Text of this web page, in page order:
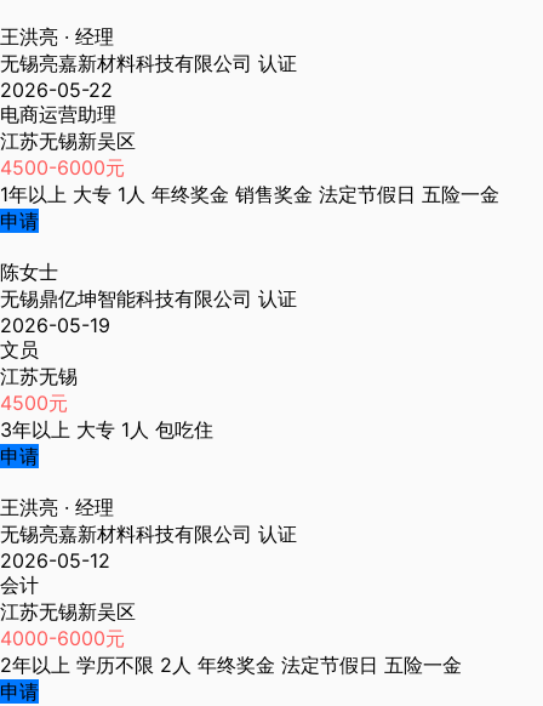
王洪亮 · 经理
无锡亮嘉新材料科技有限公司 认证
2026-05-22
电商运营助理
江苏无锡新吴区
4500-6000元
1年以上 大专 1人 年终奖金 销售奖金 法定节假日 五险一金
申请
陈女士
无锡鼎亿坤智能科技有限公司 认证
2026-05-19
文员
江苏无锡
4500元
3年以上 大专 1人 包吃住
申请
王洪亮 · 经理
无锡亮嘉新材料科技有限公司 认证
2026-05-12
会计
江苏无锡新吴区
4000-6000元
2年以上 学历不限 2人 年终奖金 法定节假日 五险一金
申请